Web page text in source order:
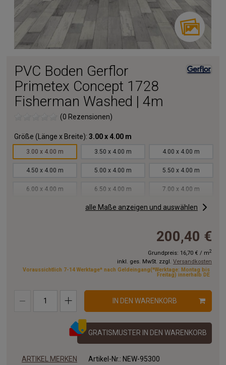
PVC Boden Gerflor
Primetex Concept 1728
Fisherman Washed | 4m
(0 Rezensionen)
Größe (Länge x Breite): 3.00 x 4.00 m
3.00 x 4.00 m 3.50 x 4.00 m 4.00 x 4.00 m
4.50 x 4.00 m 5.00 x 4.00 m 5.50 x 4.00 m
6.00 x 4.00 m 6.50 x 4.00 m 7.00 x 4.00 m
8.00 x 4.00 m 8.50 x 4.00 m
13.00x4.00 m
15.00x4.00 m 16.00x4.00 m
20.00x4.00 m
alle Maße anzeigen und auswählen
200,40 €
Grundpreis: 16,70 € / m2
inkl. ges. MwSt. zzgl. Versandkosten
Voraussichtlich 7-14 Werktage* nach Geldeingang(*Werktage: Montag bis
Freitag) innerhalb DE
IN DEN WARENKORB
GRATISMUSTER IN DEN WARENKORB
ARTIKEL MERKEN Artikel-Nr.: NEW-95300